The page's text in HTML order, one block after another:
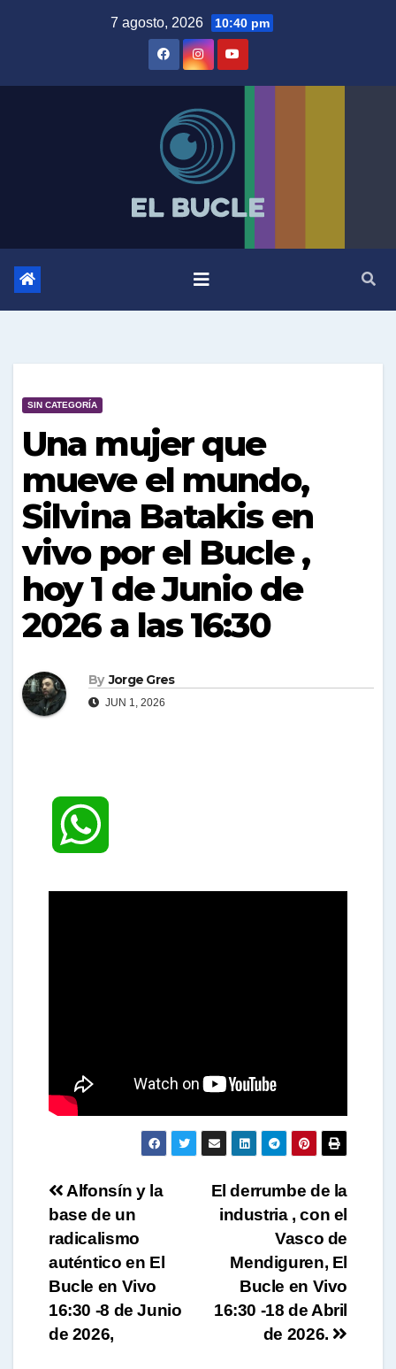
7 agosto, 2026 10:40 pm
SIN CATEGORÍA
Una mujer que
mueve el mundo,
Silvina Batakis en
vivo por el Bucle ,
hoy 1 de Junio de
2026 a las 16:30
By Jorge Gres
JUN 1, 2026
p
Navegación
de
entradas
El derrumbe de la
industria , con el
Vasco de
Mendiguren, El
Bucle en Vivo
16:30 -18 de Abril
de 2026.
Alfonsín y la
base de un
radicalismo
auténtico en El
Bucle en Vivo
16:30 -8 de Junio
de 2026,